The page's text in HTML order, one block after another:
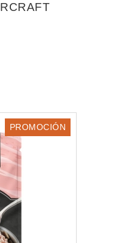
PROMOCIÓN